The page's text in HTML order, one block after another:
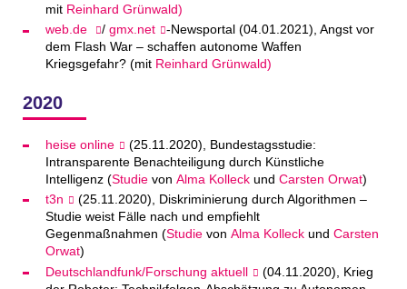
mit Reinhard Grünwald)
web.de
/ gmx.net
-Newsportal (04.01.2021), Angst vor
dem Flash War – schaffen autonome Waffen
Kriegsgefahr? (mit Reinhard Grünwald)
2020
heise online
(25.11.2020), Bundestagsstudie:
Intransparente Benachteiligung durch Künstliche
Intelligenz (Studie von Alma Kolleckund Carsten Orwat)
t3n
(25.11.2020), Diskriminierung durch Algorithmen –
Studie weist Fälle nach und empfiehlt
Gegenmaßnahmen (Studie von Alma Kolleckund Carsten
Orwat)
Deutschlandfunk/Forschung aktuell
(04.11.2020), Krieg